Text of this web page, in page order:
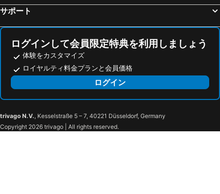
サポート
ログインして会員限定特典を利用しましょう
体験をカスタマイズ
ロイヤルティ料金プランと会員価格
ログイン
trivago N.V., Kesselstraße 5 – 7, 40221 Düsseldorf, Germany
Copyright 2026 trivago | All rights reserved.